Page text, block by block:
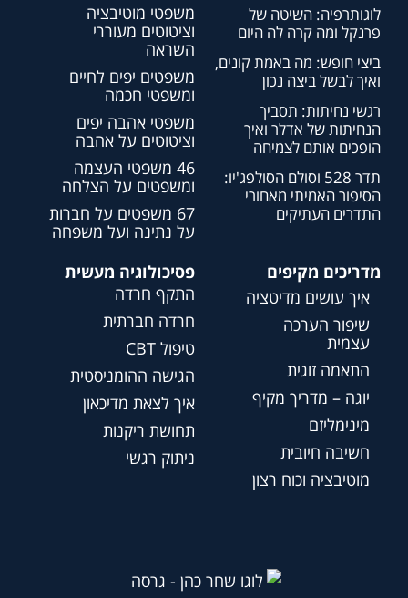
לוגותרפיה: השיטה של
פרנקל ומה קרה לה היום
ביצי חופש: מה באמת קונים,
ואיך לבשל ביצה נכון
רגשי נחיתות: תסביך
הנחיתות של אדלר ואיך
הופכים אותם לצמיחה
תדר 528 וסולם הסולפג'יו:
הסיפור האמיתי מאחורי
התדרים העתיקים
משפטי מוטיבציה
וציטוטים מעוררי
השראה
משפטים יפים לחיים
ומשפטי חכמה
משפטי אהבה יפים
וציטוטים על אהבה
46 משפטי העצמה
ומשפטים על הצלחה
67 משפטים על חברות
על נתינה ועל משפחה
מדריכים מקיפים
איך עושים מדיטציה
שיפור הערכה
עצמית
התאמה זוגית
יוגה – מדריך מקיף
מינימליזם
חשיבה חיובית
מוטיבציה וכוח רצון
פסיכולוגיה מעשית
התקף חרדה
חרדה חברתית
טיפול CBT
הגישה ההומניסטית
איך לצאת מדיכאון
תחושת ריקנות
ניתוק רגשי